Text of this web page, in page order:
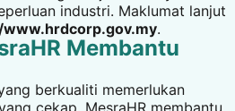
industri. Maklumat lanjut
.
Membantu
berkualiti memerlukan
cekap. MesraHR membantu